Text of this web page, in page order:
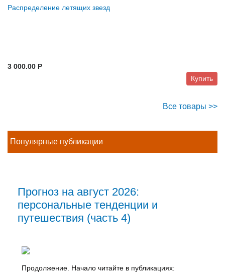
Распределение летящих звезд
3 000.00 P
Купить
Все товары >>
Популярные публикации
Прогноз на август 2026:
персональные тенденции и
путешествия (часть 4)
Продолжение. Начало читайте в публикациях: